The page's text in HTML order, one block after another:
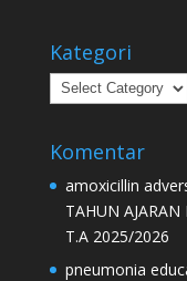
Kategori
Kategori
Komentar
amoxicillin
TAHUN
T.A 2025/2026
pneumonia